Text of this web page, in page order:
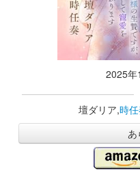
2025年
壇ダリア,時
あ